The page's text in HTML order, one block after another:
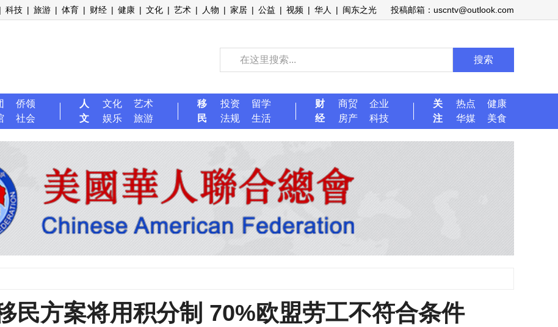
| 科技 | 旅游 | 体育 | 财经 | 健康 | 文化 | 艺术 | 人物 | 家居 | 公益 | 视频 | 华人 | 闽东之光 投稿邮箱：uscntv@outlook.com
搜索
侨领
社会
人
文
文化
艺术
娱乐
旅游
移
民
投资
留学
法规
生活
财
经
商贸
企业
房产
科技
关
注
热点
健康
华媒
美食
民方案将用积分制 70%欧盟劳工不符合条件